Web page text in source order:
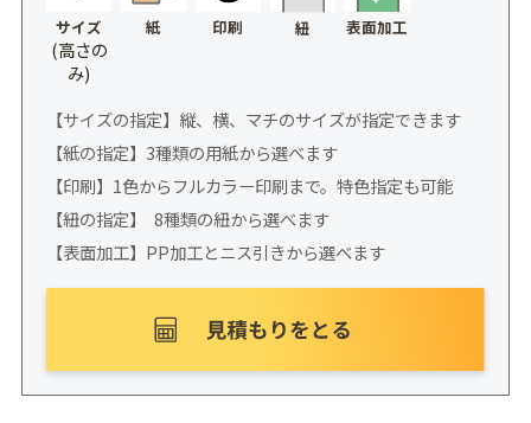
サイズ
(高さの
み)
紙 印刷 紐 表面加工
【サイズの指定】縦、横、マチのサイズが指定できます
【紙の指定】3種類の用紙から選べます
【印刷】1色からフルカラー印刷まで。特色指定も可能
【紐の指定】 8種類の紐から選べます
【表面加工】PP加工とニス引きから選べます